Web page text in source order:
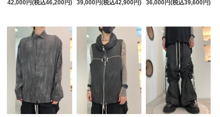
42,000円(税込46,200円) 39,000円(税込42,900円) 36,000円(税込39,600円)